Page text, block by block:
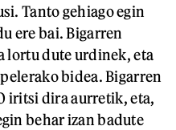
Tanto gehiago egin
ere bai. Bigarren
lortu dute urdinek, eta
bidea. Bigarren
iritsi dira aurretik, eta,
behar izan badute